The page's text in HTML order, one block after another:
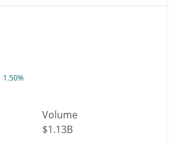
1.50%
Volume
$1.13B